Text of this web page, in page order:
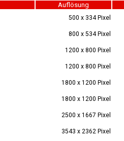
Auflösung
500 x 334 Pixel
800 x 534 Pixel
1200 x 800 Pixel
1200 x 800 Pixel
1800 x 1200 Pixel
1800 x 1200 Pixel
2500 x 1667 Pixel
3543 x 2362 Pixel